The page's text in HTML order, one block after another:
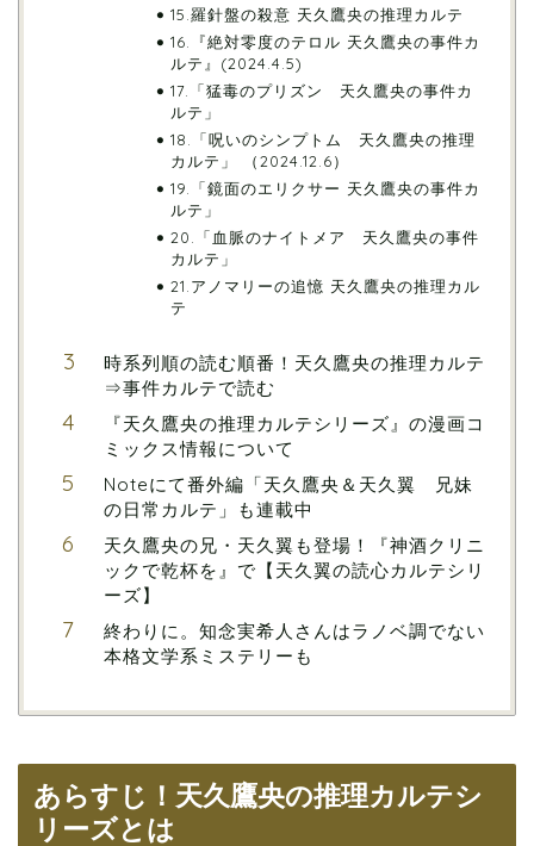
15.羅針盤の殺意 天久鷹央の推理カルテ
16.『絶対零度のテロル 天久鷹央の事件カ
ルテ』(2024.4.5)
17.「猛毒のプリズン 天久鷹央の事件カ
ルテ」
18.「呪いのシンプトム 天久鷹央の推理
カルテ」 （2024.12.6）
19.「鏡面のエリクサー 天久鷹央の事件カ
ルテ」
20.「血脈のナイトメア 天久鷹央の事件
カルテ」
21.アノマリーの追憶 天久鷹央の推理カル
テ
時系列順の読む順番！天久鷹央の推理カルテ
⇒事件カルテで読む
『天久鷹央の推理カルテシリーズ』の漫画コ
ミックス情報について
Noteにて番外編「天久鷹央＆天久翼 兄妹
の日常カルテ」も連載中
天久鷹央の兄・天久翼も登場！『神酒クリニ
ックで乾杯を』で【天久翼の読心カルテシリ
ーズ】
終わりに。知念実希人さんはラノベ調でない
本格文学系ミステリーも
あらすじ！天久鷹央の推理カルテシ
リーズとは